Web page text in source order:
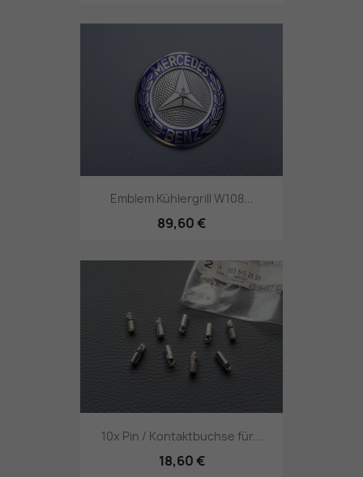
Emblem Kühlergrill W108...
89,60 €
10x Pin / Kontaktbuchse für...
18,60 €